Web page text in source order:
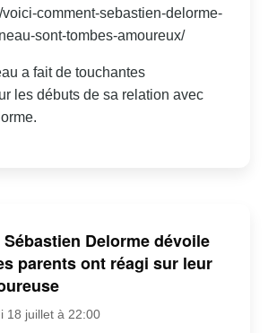
comment-sebastien-delorme-
sont-tombes-amoureux/
a fait de touchantes
les débuts de sa relation avec
Delorme dévoile
parents ont réagi sur leur
18 juillet à 22:00